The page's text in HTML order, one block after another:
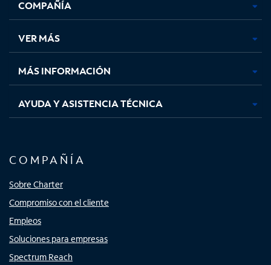
abre
en
pestaña
nueva
abre
en
pestaña
nueva
abre
en
pestaña
nueva
en
nueva
COMPAÑÍA
VER MÁS
MÁS INFORMACIÓN
AYUDA Y ASISTENCIA TÉCNICA
COMPAÑÍA
Sobre Charter
Compromiso con el cliente
Empleos
Soluciones para empresas
Spectrum Reach